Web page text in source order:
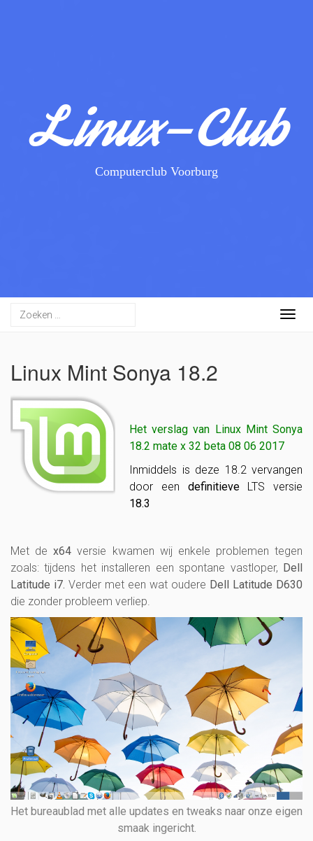
Linux-Club
Computerclub Voorburg
Linux Mint Sonya 18.2
Het verslag van Linux Mint Sonya
18.2 mate x 32 beta 08 06 2017
Inmiddels is deze 18.2 vervangen
door een definitieveLTS versie
18.3
Met dex64 versie kwamen wij enkele problemen tegen
zoals: tijdens het installeren een spontane vastloper, Dell
Latitude i7. Verder met een wat oudere Dell Latitude D630
die zonder probleem verliep.
Het bureaublad met alle updates en tweaks naar onze eigen
smaak ingericht.